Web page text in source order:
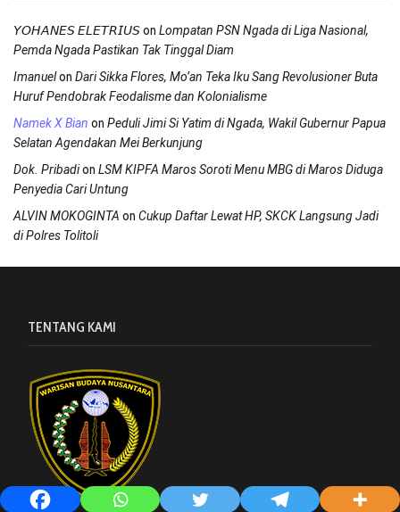
𝘠𝘖𝘏𝘈𝘕𝘌𝘚 𝘌𝘓𝘌𝘛𝘙𝘐𝘜𝘚on Lompatan PSN Ngada di Liga Nasional,
Pemda Ngada Pastikan Tak Tinggal Diam
Imanuelon Dari Sikka Flores, Mo’an Teka Iku Sang Revolusioner Buta
Huruf Pendobrak Feodalisme dan Kolonialisme
Namek X Bian on Peduli Jimi Si Yatim di Ngada, Wakil Gubernur Papua
Selatan Agendakan Mei Berkunjung
Dok. Pribadion LSM KIPFA Maros Soroti Menu MBG di Maros Diduga
Penyedia Cari Untung
ALVIN MOKOGINTA on Cukup Daftar Lewat HP, SKCK Langsung Jadi
di Polres Tolitoli
TENTANG KAMI